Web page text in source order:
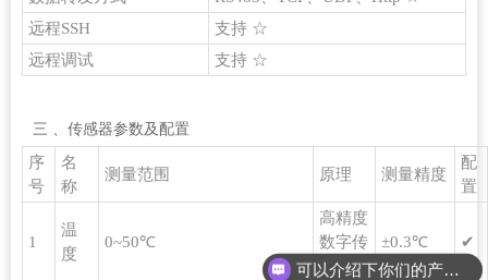
远程SSH
支持 ☆
远程调试
支持 ☆
三 、传感器参数及配置
序
号
名
称
测量范围 原理 测量精度
配
置
1
温
度
0~50℃
高精度
数字传
感器
±0.3℃ ✔
可以介绍下你们的产品么？